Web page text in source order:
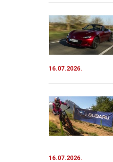
16.07.2026.
16.07.2026.